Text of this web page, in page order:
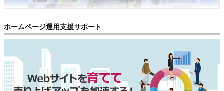
ホームページ運用支援サポート